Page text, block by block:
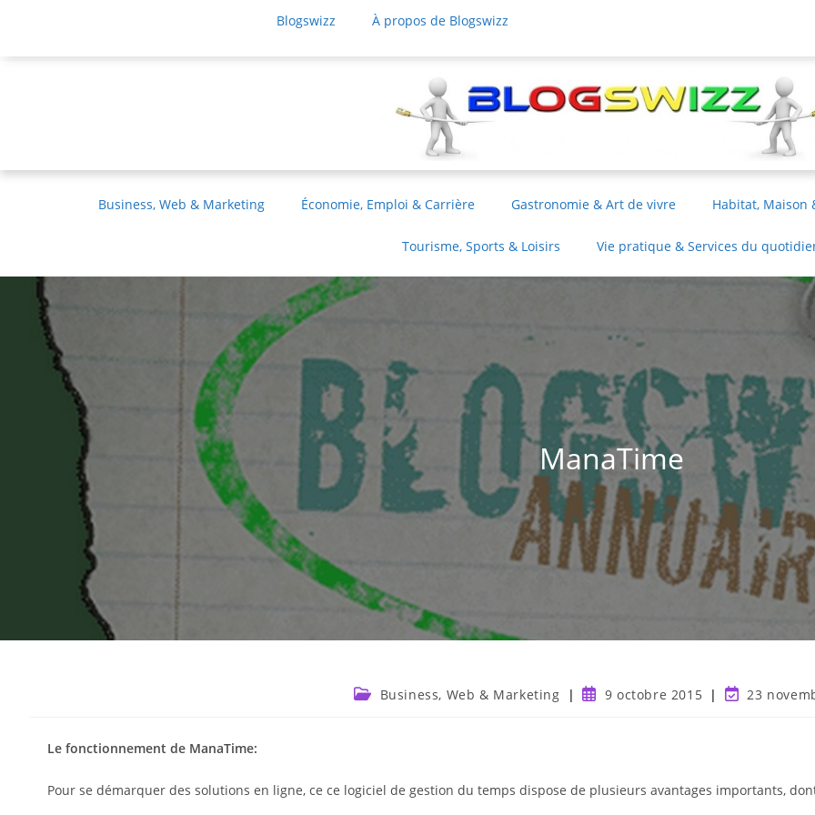
Blogswizz À propos de Blogswizz
Business, Web & Marketing Économie, Emploi & Carrière Gastronomie & Art de vivre Habitat, Maison
Tourisme, Sports & Loisirs Vie pratique & Services du
ManaTime
Business, Web & Marketing 9 octobre 2015 23
Le fonctionnement de ManaTime:
Pour se démarquer des solutions en ligne, ce ce logiciel de gestion du temps dispose de plusieurs avantages importants,